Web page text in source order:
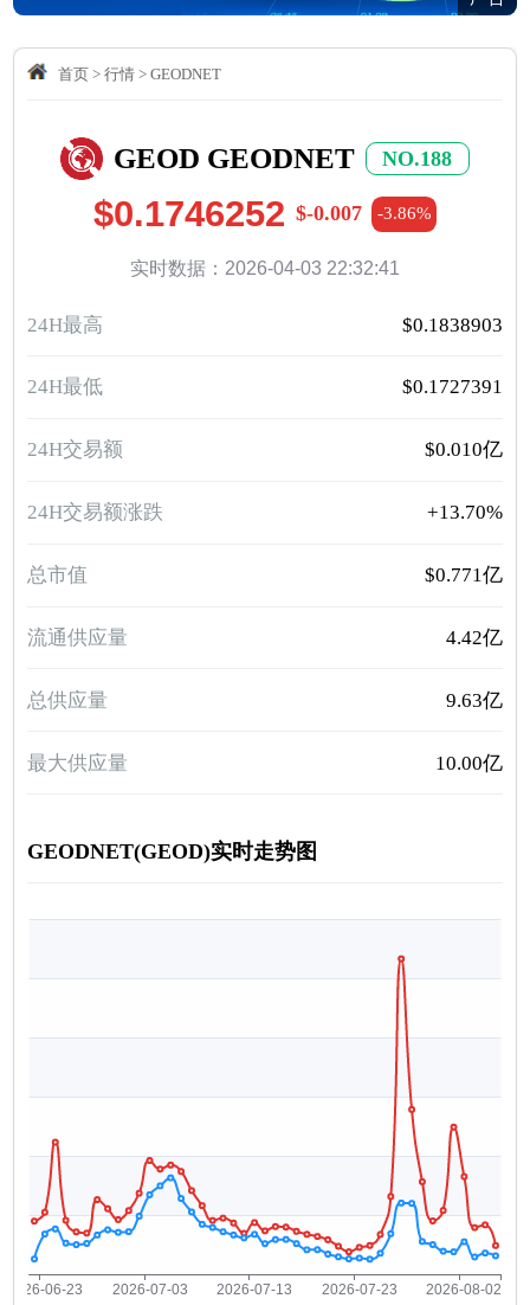
首页> 行情> GEODNET
GEOD GEODNET NO.188
$0.1746252 $-0.007 -3.86%
实时数据：2026-04-03 22:32:41
24H最高 $0.1838903
24H最低 $0.1727391
24H交易额 $0.010亿
24H交易额涨跌 +13.70%
总市值 $0.771亿
流通供应量 4.42亿
总供应量 9.63亿
最大供应量 10.00亿
GEODNET(GEOD)实时走势图